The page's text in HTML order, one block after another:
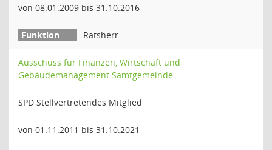
von 08.01.2009 bis 31.10.2016
Ratsherr
Ausschuss für Finanzen, Wirtschaft und
Gebäudemanagement Samtgemeinde
SPD Stellvertretendes Mitglied
von 01.11.2011 bis 31.10.2021